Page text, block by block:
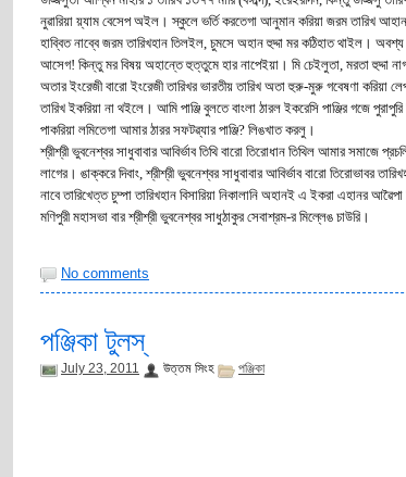
নুৱারিয়া য়্যাম বেসেপ অইল। স্কুলে ভর্তি করতেগা আনুমান করিয়া জরম তারিখ
হাব্বিত নাব্বে জরম তারিখহান তিলইল, চুমসে অহান হুদ্দা মর কঠিহাত থাইল।
আসেগ! কিন্তু মর বিষয় অহান্তে হুত্তুমে হার নাপেইয়া। মি চেইলুতা, মরতা হুদ্দা
অতার ইংরেজী বারো ইংরেজী তারিখর ভারতীয় তারিখ অতা হুরু-মুরু গবেষণা করিয়া
তারিখ ইকরিয়া না থইলে। আমি পাঞ্জি বুলতে বাংলা ঠারল ইকরেসি পাঞ্জির গজে
পাকরিয়া লমিতেগা আমার ঠারর সফটৱ্যার পাঞ্জি? লিঙখাত করলু।
শ্রীশ্রী ভুবনেশ্বর সাধুবাবার আবির্ভাব তিথি বারো তিরোধান তিথিল আমার সমাজে
লাগের। ঙাক্করে দিবাং, শ্রীশ্রী ভুবনেশ্বর সাধুবাবার আবির্ভাব বারো তিরোভাবর
নাবে তারিখেত্ত চুম্পা তারিখহান বিসারিয়া নিকালানি অহানই এ ইকরা এহানর
মণিপুরী মহাসভা বার শ্রীশ্রী ভুবনেশ্বর সাধুঠাকুর সেবাশ্রম-র মিল্লেঙ চাউরি।
No comments
পঞ্জিকা টুলস্
July 23, 2011 উত্তম সিংহ পঞ্জিকা